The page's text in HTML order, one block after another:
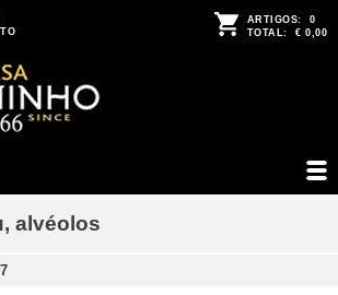
ARTIGOS: 0
TOTAL: € 0,00
alvéolos